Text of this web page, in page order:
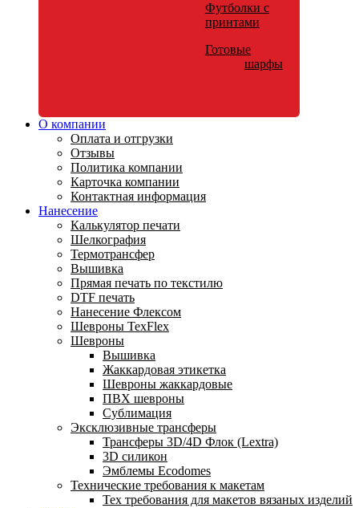
Футболки с
принтами
Готовые
шарфы
О компании
Оплата и отгрузки
Отзывы
Политика компании
Карточка компании
Контактная информация
Нанесение
Калькулятор печати
Шелкография
Термотрансфер
Вышивка
Прямая печать по текстилю
DTF печать
Нанесение Флексом
Шевроны TexFlex
Шевроны
Вышивка
Жаккардовая этикетка
Шевроны жаккардовые
ПВХ шевроны
Сублимация
Эксклюзивные трансферы
Трансферы 3D/4D Флок (Lextra)
3D силикон
Эмблемы Ecodomes
Технические требования к макетам
Тех требования для макетов вязаных изделий